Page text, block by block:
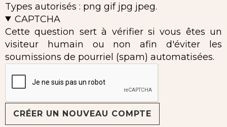
Types autorisés : png gif jpg jpeg.
CAPTCHA
Cette question sert à vérifier si vous êtes un
visiteur humain ou non afin d'éviter les
soumissions de pourriel (spam) automatisées.